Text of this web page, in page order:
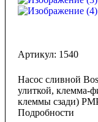
Артикул: 1540
Насос сливной
улиткой, клемма-
клеммы сзади)
Подробности